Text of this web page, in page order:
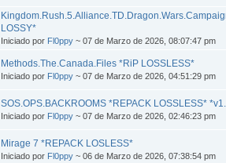
LOSSY*
Iniciado por Fl0ppy ~ 07 de Marzo de 2026, 08:07:47 pm
Methods.The.Canada.Files *RiP LOSSLESS*
Iniciado por Fl0ppy ~ 07 de Marzo de 2026, 04:51:29 pm
SOS.OPS.BACKROOMS *REPACK LOSSLESS*
Iniciado por Fl0ppy ~ 07 de Marzo de 2026, 02:46:23 pm
Mirage 7 *REPACK LOSLESS*
Iniciado por Fl0ppy ~ 06 de Marzo de 2026, 07:38:54 pm